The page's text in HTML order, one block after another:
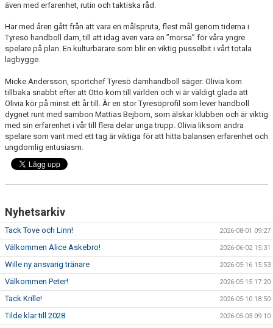
även med erfarenhet, rutin och taktiska råd.
Har med åren gått från att vara en målspruta, flest mål genom tiderna i
Tyresö handboll dam, till att idag även vara en ”morsa” för våra yngre
spelare på plan. En kulturbärare som blir en viktig pusselbit i vårt totala
lagbygge.
Micke Andersson, sportchef Tyresö damhandboll säger: Olivia kom
tillbaka snabbt efter att Otto kom till världen och vi är väldigt glada att
Olivia kör på minst ett år till. Är en stor Tyresöprofil som lever handboll
dygnet runt med sambon Mattias Bejbom, som älskar klubben och är viktig
med sin erfarenhet i vår till flera delar unga trupp. Olivia liksom andra
spelare som varit med ett tag är viktiga för att hitta balansen erfarenhet och
ungdomlig entusiasm.
Nyhetsarkiv
Tack Tove och Linn! 2026-08-01 09:27
Välkommen Alice Askebro! 2026-06-02 15:31
Wille ny ansvarig tränare 2026-05-16 15:53
Välkommen Peter! 2026-05-15 17:20
Tack Krille! 2026-05-10 18:50
Tilde klar till 2028 2026-05-03 09:10